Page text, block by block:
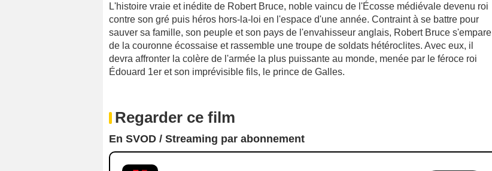
L'histoire vraie et inédite de Robert Bruce, noble vaincu de l'Écosse médiévale devenu roi
contre son gré puis héros hors-la-loi en l'espace d'une année. Contraint à se battre pour
sauver sa famille, son peuple et son pays de l'envahisseur anglais, Robert Bruce s'empare
de la couronne écossaise et rassemble une troupe de soldats hétéroclites. Avec eux, il
devra affronter la colère de l'armée la plus puissante au monde, menée par le féroce roi
Édouard 1er et son imprévisible fils, le prince de Galles.
Regarder ce film
En SVOD / Streaming par abonnement